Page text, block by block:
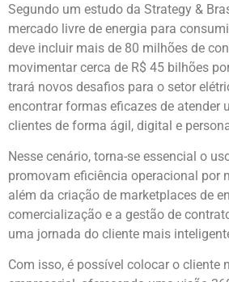
Segundo um estudo da Strategy &
mercado livre de energia para
deve incluir mais de 80 milhões de
movimentar cerca de R$ 45 bilhões
trará novos desafios para o setor
encontrar formas eficazes de atender
clientes de forma ágil, digital e
Nesse cenário, torna-se essencial o
promovam eficiência operacional por
além da criação de marketplaces de
comercialização e a gestão de
uma jornada do cliente mais
Com isso, é possível colocar o cliente